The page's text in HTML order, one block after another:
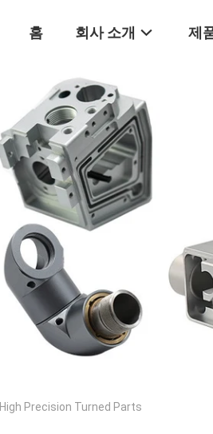
홈 회사 소개 제
High Precision Turned Parts